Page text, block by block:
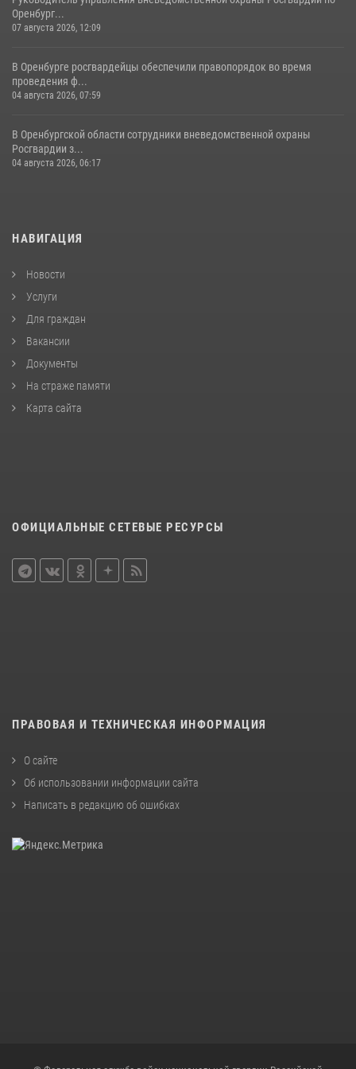
Оренбург...
07 августа 2026, 12:09
В Оренбурге росгвардейцы обеспечили правопорядок во время
проведения ф...
04 августа 2026, 07:59
В Оренбургской области сотрудники вневедомственной охраны
Росгвардии з...
04 августа 2026, 06:17
НАВИГАЦИЯ
Новости
Услуги
Для граждан
Вакансии
Документы
На страже памяти
Карта сайта
ОФИЦИАЛЬНЫЕ СЕТЕВЫЕ РЕСУРСЫ
ПРАВОВАЯ И ТЕХНИЧЕСКАЯ ИНФОРМАЦИЯ
О сайте
Об использовании информации сайта
Написать в редакцию об ошибках